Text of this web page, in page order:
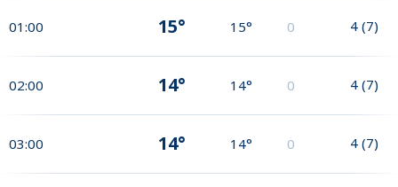
01:00 15° 15° 0 4 (7)
02:00 14° 14° 0 4 (7)
03:00 14° 14° 0 4 (7)